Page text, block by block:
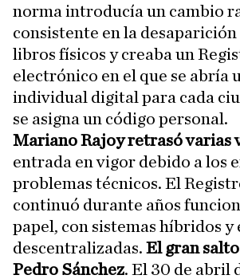
norma introducía un cambio
consistente en la
libros físicos y creaba un
electrónico en el que se abría
individual digital para cada
se asigna un código personal.
Mariano Rajoy retrasó varias
entrada en vigor debido a los
problemas técnicos. El
continuó durante años
papel, con sistemas híbridos
descentralizadas. El gran
Pedro Sánchez. El 30 de abril